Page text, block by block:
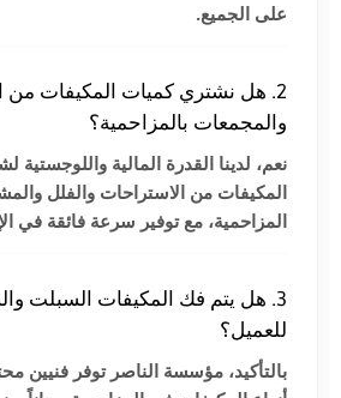
على الجميع.
2. هل نشتري كميات المكيفات من
والمجمعات بالمزاحمية؟
نعم، لدينا القدرة المالية واللوجستية
المكيفات من الاستراحات والفلل
المزاحمية، مع توفير سرعة فائقة في
3. هل يتم فك المكيفات السبلت
للعميل؟
بالتأكيد، مؤسسة الناصر توفر فنيين